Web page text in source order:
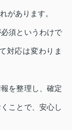
があります。
須というわけで
対応は変わりま
を整理し、確定
ことで、安心し